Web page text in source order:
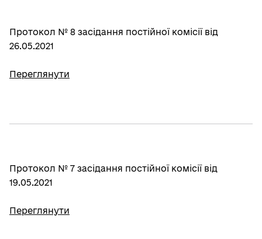
Протокол № 8 засідання постійної комісії від
26.05.2021
Переглянути
Протокол № 7 засідання постійної комісії від
19.05.2021
Переглянути